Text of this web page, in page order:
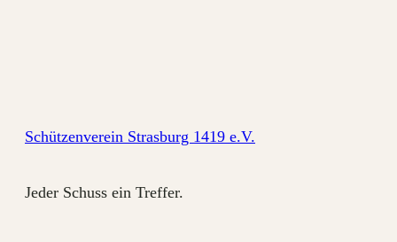
Schützenverein Strasburg 1419 e.V.
Jeder Schuss ein Treffer.